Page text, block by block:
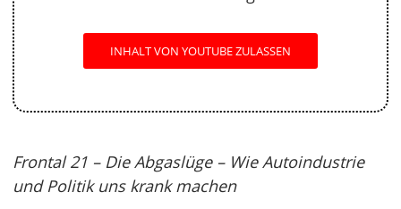
INHALT VON YOUTUBE ZULASSEN
Frontal 21 – Die Abgaslüge – Wie Autoindustrie
und Politik uns krank machen